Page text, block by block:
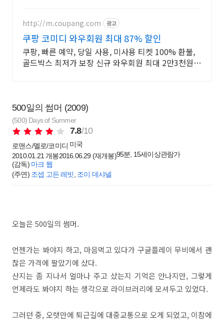
습니다.
http://m.coupang.com 광고
쿠팡 코미디 와우회원 최대 87% 할인
쿠팡, 빠른 예약, 당일 사용, 미사용 티켓 100% 환불,
골드박스 최저가 보장 신규 와우회원 최대 2만3천원
500일의 썸머 (2009)
(500) Days of Summer
7.8/10
로맨스/멜로/코미디 미국
2010.01.21 개봉2016.06.29 (재개봉)95분, 15세이상관람가
(감독) 마크 웹
(주연) 조셉 고든 레빗 조이 데샤넬
오늘은 500일의 썸머.
언젠가는 봐야지 하고, 마음먹고 있다가 구글플레이 무비에서 괜
찮은 가격에 팔았기에 샀다.
산지는 좀 지나서 얼마나 주고 샀는지 기억은 안나지만, 그렇게
언제라도 봐야지 하는 생각으로 라이브러리에 모셔두고 있었다.
그러던 중, 오랫만에 퇴근길에 대중교통으로 오게 되었고, 이참에